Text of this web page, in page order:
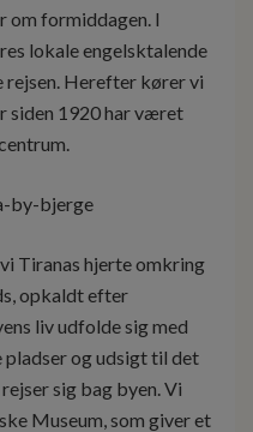
om formiddagen. I
lokale engelsktalende
rejsen. Herefter kører vi
siden 1920 har været
Tiranas hjerte omkring
opkaldt efter
liv udfolde sig med
og udsigt til det
sig bag byen. Vi
Museum, som giver et